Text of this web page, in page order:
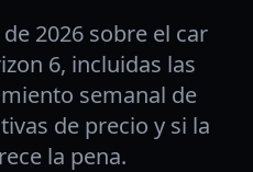
2026 sobre el car
6, incluidas las
semanal de
de precio y si la
la pena.